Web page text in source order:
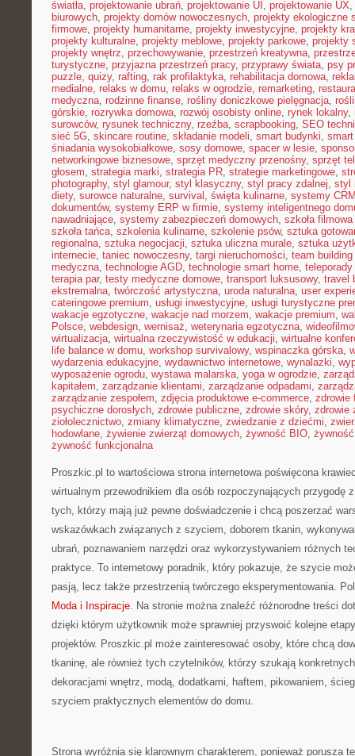
światła, projektowanie ubrań, projektowanie UI , projektowanie UX,
biurowych, projekty domów nowoczesnych, projekty ekologiczne
firmowe, projekty humanitarne, projekty inwestycyjne, projekty
projekty kulturalne, projekty meblowe, projekty parkowe, projekty
projekty wnętrz, przechowywanie, przestrzeń kreatywna,
turystyczne, przyjazna przestrzeń pracy, przyprawy świata, psy
puzzle, quizy, rafting, rak profilaktyka, rehabilitacja domowa,
medialne, relaks w domu, relaks w ogrodzie, remarketing,
medyczna, rodzinne finanse, rośliny doniczkowe pielęgnacja,
górskie, rozrywka domowa, rozwój osobisty online, rynek lokalny,
surowców, rysunek techniczny, rzeźba, scrapbooking, SEO
sieć 5G, skincare routine, składanie modeli, smart budynki,
śniadania wysokobiałkowe, sosy domowe, spacer w lesie,
networkingowe biznesowe, sprzęt medyczny przenośny, sprzęt
głosem, strategia marki, strategia PR, strategie marketingowe,
photography, styl glamour, styl klasyczny, styl pracy zdalnej, styl
diety, surowce naturalne, survival , święta kulinarne, systemy
dokumentów, systemy ERP w firmie, systemy inteligentnego
nawadniające, systemy zabezpieczeń domowych, szkoła
szkoła tańca, szkolenia kulinarne, szkolenie psów, sztuka
regionalna, sztuka negocjacji, sztuka uliczna murale, sztuka
internecie, taniec nowoczesny, targi nieruchomości, team
medyczna, technologie AGD, technologie smart home,
terapia par, testy medyczne domowe, transport luksusowy, travel
ekstremalna, twórczość artystyczna, uroda naturalna, user
cateringowe premium, usługi inwestycyjne, usługi turystyczne
wakacje egzotyczne, wakacje nad morzem, wakacje premium,
Polsce, webdesign, wernisaż, weterynaria egzotyczna,
wirtualizacja, wirtualna rzeczywistość w edukacji, wirtualne
life balance w domu, workshop survivalowy, wspinaczka górska,
wydarzenia edukacyjne, wydawnictwo internetowe, wynalazki,
wyposażenie ogrodu, wystawa malarska, yoga w ogrodzie,
kapitałem, zarządzanie klientami, zarządzanie odpadami,
zarządzanie zespołem, zdjęcia produktowe e-commerce, zdrowie
psychiczne dorosłych, zdrowie publiczne, zdrowie skóry, zdrowie
ziołolecznictwo, zmiany klimatyczne, zwiedzanie z dziećmi,
hodowlane, żywienie zwierząt domowych, żywność BIO,
żywność funkcjonalna
Proszkic.pl to wartościowa strona internetowa poświęcona
wirtualnym przewodnikiem dla osób rozpoczynających przygodę
tych, którzy mają już pewne doświadczenie i chcą poszerzać
wskazówkach związanych z szyciem, doborem tkanin,
ubrań, poznawaniem narzędzi oraz wykorzystywaniem różnych
praktyce. To internetowy poradnik, który pokazuje, że szycie
pasją, lecz także przestrzenią twórczego eksperymentowania.
Moda i Inspiracje. Na stronie można znaleźć różnorodne treści
dzięki którym użytkownik może sprawniej przyswoić kolejne
projektów. Proszkic.pl może zainteresować osoby, które chcą
tkaninę, ale również tych czytelników, którzy szukają
dekoracjami wnętrz, modą, dodatkami, haftem, pikowaniem,
szyciem praktycznych elementów do domu.
Strona wyróżnia się klarownym charakterem, ponieważ porusza